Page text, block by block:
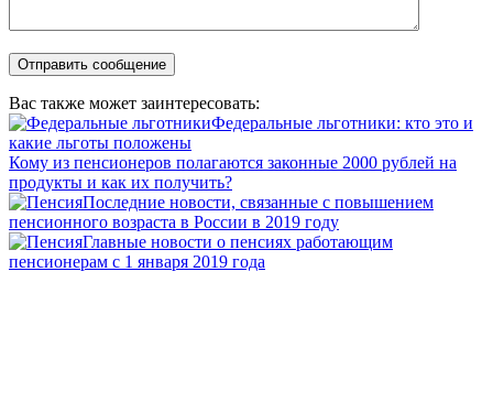
Вас также может заинтересовать:
Федеральные льготники: кто это и
какие льготы положены
Кому из пенсионеров полагаются законные 2000 рублей на
продукты и как их получить?
Последние новости, связанные с повышением
пенсионного возраста в России в 2019 году
Главные новости о пенсиях работающим
пенсионерам с 1 января 2019 года